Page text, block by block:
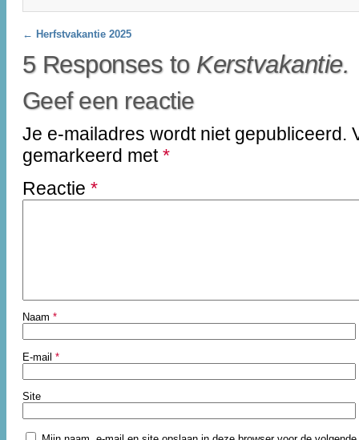
Post navigation
← Herfstvakantie 2025
5 Responses to Kerstvakantie.
Geef een reactie
Je e-mailadres wordt niet gepubliceerd.
gemarkeerd met*
Reactie *
Naam *
E-mail *
Site